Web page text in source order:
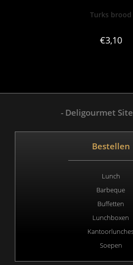
Turks brood
€3,10
- Deligourmet
Bestellen
Lunch
Barbeque
Buffetten
Lunchboxen
Soepen